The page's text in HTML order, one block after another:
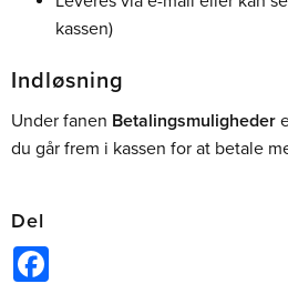
kassen)
Indløsning
Under fanen Betalingsmuligheder
du går frem i kassen for at betale
Del